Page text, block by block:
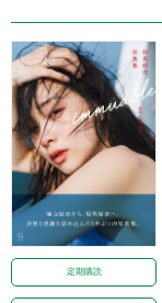
定期購読